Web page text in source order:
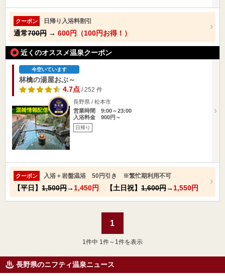
クーポン 日帰り入浴料割引
通常700円 → 600円（100円お得！）
近くのオススメ温泉クーポン
今空いています
林檎の湯屋おぶ～
4.7点/ 252 件
長野県 / 松本市
営業時間 9:00～23:00
入浴料金 900円～
日帰り
クーポン 入浴＋岩盤温浴 50円引き ※繁忙期利用不可
【平日】 1,500円→ 1,450円 【土日祝】 1,600円→ 1,550円
1
1 件中 1件～1件を表示
長野県のニフティ温泉ニュース